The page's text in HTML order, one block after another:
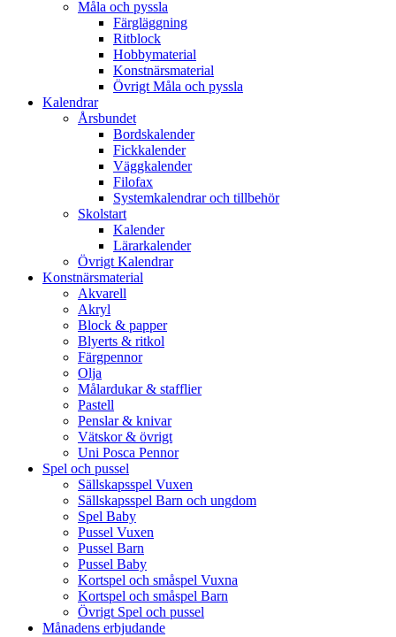
Måla och pyssla
Färgläggning
Ritblock
Hobbymaterial
Konstnärsmaterial
Övrigt Måla och pyssla
Kalendrar
Årsbundet
Bordskalender
Fickkalender
Väggkalender
Filofax
Systemkalendrar och tillbehör
Skolstart
Kalender
Lärarkalender
Övrigt Kalendrar
Konstnärsmaterial
Akvarell
Akryl
Block & papper
Blyerts & ritkol
Färgpennor
Olja
Målardukar & stafflier
Pastell
Penslar & knivar
Vätskor & övrigt
Uni Posca Pennor
Spel och pussel
Sällskapsspel Vuxen
Sällskapsspel Barn och ungdom
Spel Baby
Pussel Vuxen
Pussel Barn
Pussel Baby
Kortspel och småspel Vuxna
Kortspel och småspel Barn
Övrigt Spel och pussel
Månadens erbjudande